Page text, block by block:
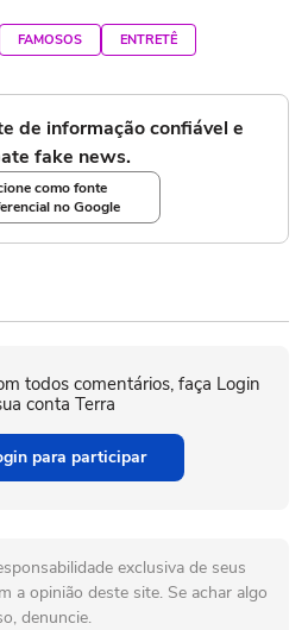
FAMOSOS ENTRETÊ
de informação confiável e
fake news.
como fonte
no Google
todos comentários, faça Login
conta Terra
para participar
exclusiva de seus
a opinião deste site. Se achar algo
denuncie.